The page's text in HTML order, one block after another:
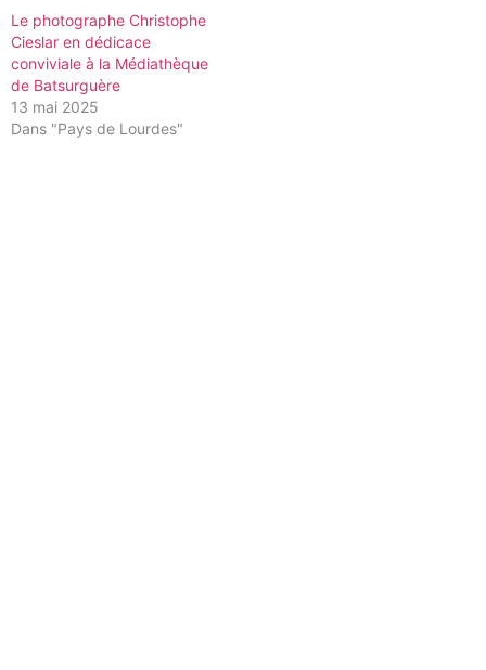
Le photographe Christophe
Cieslar en dédicace
conviviale à la Médiathèque
de Batsurguère
13 mai 2025
Dans "Pays de Lourdes"